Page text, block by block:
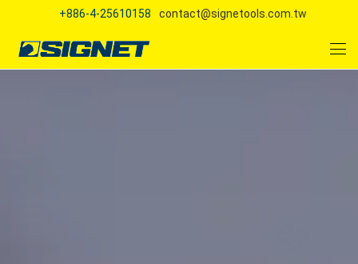
+886-4-25610158 contact@signetools.com.tw